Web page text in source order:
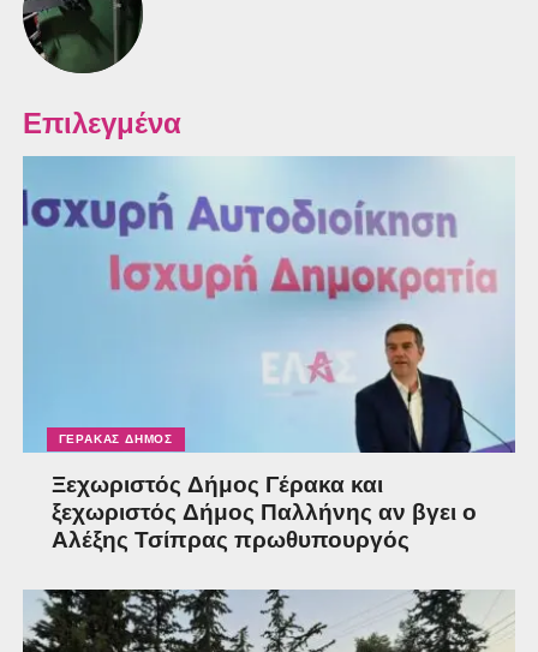
Επιλεγμένα
ΓΈΡΑΚΑΣ ΔΉΜΟΣ
Ξεχωριστός Δήμος Γέρακα και
ξεχωριστός Δήμος Παλλήνης αν βγει ο
Αλέξης Τσίπρας πρωθυπουργός